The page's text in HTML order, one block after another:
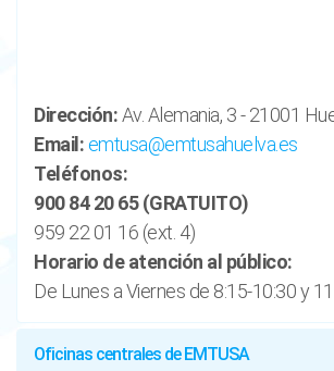
Dirección:Av. Alemania, 3 - 21001
Email: emtusa@emtusahuelva.es
Teléfonos:
900 84 20 65 (GRATUITO)
959 22 01 16 (ext. 4)
Horario de atención al público:
De Lunes a Viernes de 8:15-10:30 y
Oficinas centrales de EMTUSA